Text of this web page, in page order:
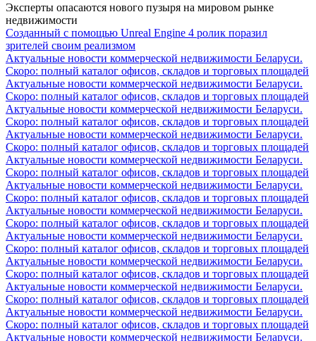
Эксперты опасаются нового пузыря на мировом рынке
недвижимости
Созданный с помощью Unreal Engine 4 ролик поразил
зрителей своим реализмом
Актуальные новости коммерческой недвижимости Беларуси.
Скоро: полный каталог офисов, складов и торговых площадей
Актуальные новости коммерческой недвижимости Беларуси.
Скоро: полный каталог офисов, складов и торговых площадей
Актуальные новости коммерческой недвижимости Беларуси.
Скоро: полный каталог офисов, складов и торговых площадей
Актуальные новости коммерческой недвижимости Беларуси.
Скоро: полный каталог офисов, складов и торговых площадей
Актуальные новости коммерческой недвижимости Беларуси.
Скоро: полный каталог офисов, складов и торговых площадей
Актуальные новости коммерческой недвижимости Беларуси.
Скоро: полный каталог офисов, складов и торговых площадей
Актуальные новости коммерческой недвижимости Беларуси.
Скоро: полный каталог офисов, складов и торговых площадей
Актуальные новости коммерческой недвижимости Беларуси.
Скоро: полный каталог офисов, складов и торговых площадей
Актуальные новости коммерческой недвижимости Беларуси.
Скоро: полный каталог офисов, складов и торговых площадей
Актуальные новости коммерческой недвижимости Беларуси.
Скоро: полный каталог офисов, складов и торговых площадей
Актуальные новости коммерческой недвижимости Беларуси.
Скоро: полный каталог офисов, складов и торговых площадей
Актуальные новости коммерческой недвижимости Беларуси.